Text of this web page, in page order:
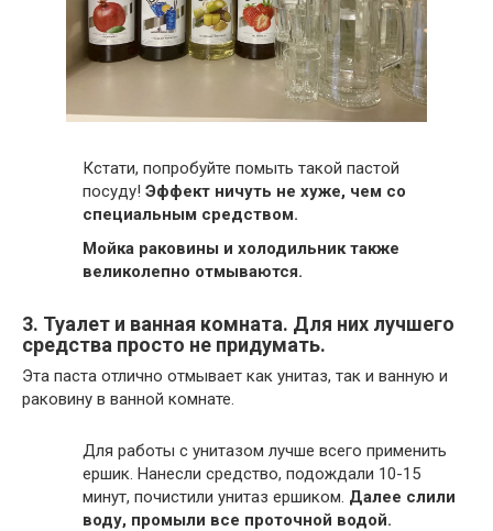
Кстати, попробуйте помыть такой пастой
посуду! Эффект ничуть не хуже, чем со
специальным средством.
Мойка раковины и холодильник также
великолепно отмываются.
3. Туалет и ванная комната. Для них лучшего
средства просто не придумать.
Эта паста отлично отмывает как унитаз, так и ванную и
раковину в ванной комнате.
Для работы с унитазом лучше всего применить
ершик. Нанесли средство, подождали 10-15
минут, почистили унитаз ершиком. Далее слили
воду, промыли все проточной водой.